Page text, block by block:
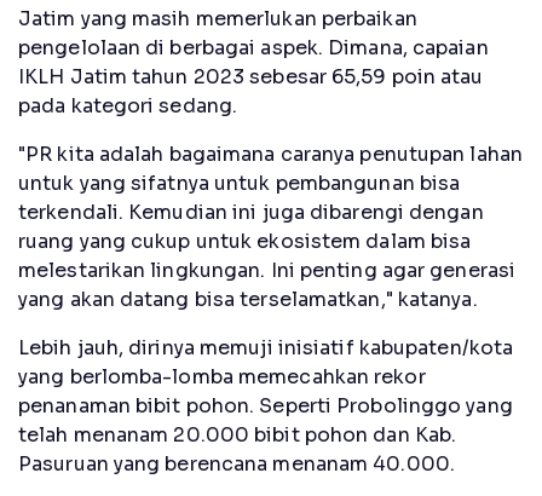
Jatim yang masih memerlukan perbaikan
pengelolaan di berbagai aspek. Dimana, capaian
IKLH Jatim tahun 2023 sebesar 65,59 poin atau
pada kategori sedang.
"PR kita adalah bagaimana caranya penutupan lahan
untuk yang sifatnya untuk pembangunan bisa
terkendali. Kemudian ini juga dibarengi dengan
ruang yang cukup untuk ekosistem dalam bisa
melestarikan lingkungan. Ini penting agar generasi
yang akan datang bisa terselamatkan," katanya.
Lebih jauh, dirinya memuji inisiatif kabupaten/kota
yang berlomba-lomba memecahkan rekor
penanaman bibit pohon. Seperti Probolinggo yang
telah menanam 20.000 bibit pohon dan Kab.
Pasuruan yang berencana menanam 40.000.